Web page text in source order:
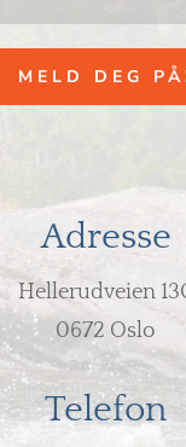
MELD DEG
Adresse
Hellerudveien
0672 Oslo
Telefon